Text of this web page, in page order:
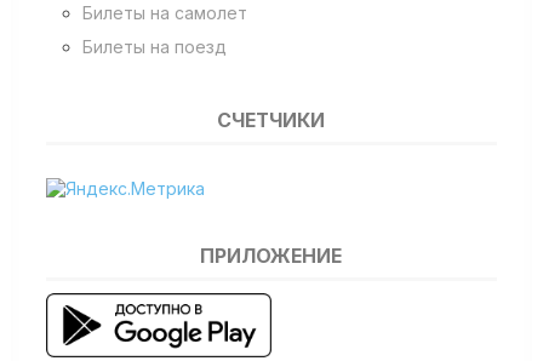
Билеты на самолет
Билеты на поезд
СЧЕТЧИКИ
ПРИЛОЖЕНИЕ